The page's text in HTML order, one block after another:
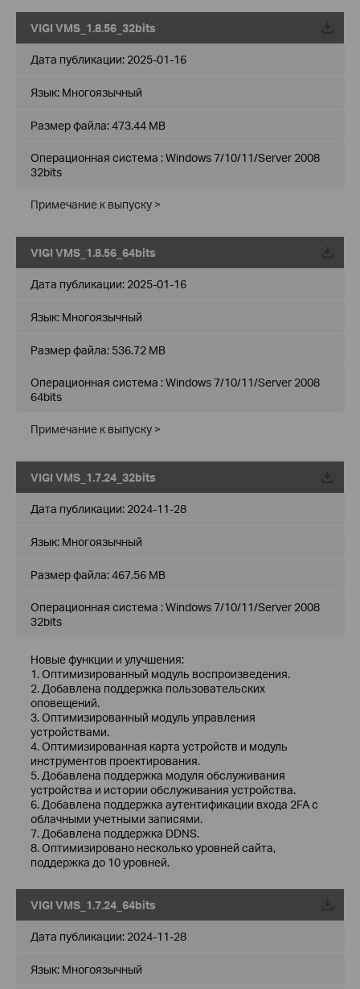
VIGI VMS_1.8.56_32bits
Дата публикации: 2025-01-16
Язык: Многоязычный
Размер файла:473.44 MB
Операционная система : Windows 7/10/11/Server 2008
32bits
Примечание к выпуску >
VIGI VMS_1.8.56_64bits
Дата публикации: 2025-01-16
Язык: Многоязычный
Размер файла: 536.72 MB
Операционная система : Windows 7/10/11/Server 2008
64bits
Примечание к выпуску >
VIGI VMS_1.7.24_32bits
Дата публикации: 2024-11-28
Язык: Многоязычный
Размер файла:467.56 MB
Операционная система : Windows 7/10/11/Server 2008
32bits
Новые функции и улучшения:
1. Оптимизированный модуль воспроизведения.
2. Добавлена ​​поддержка пользовательских
оповещений.
3. Оптимизированный модуль управления
устройствами.
4. Оптимизированная карта устройств и модуль
инструментов проектирования.
5. Добавлена ​​поддержка модуля обслуживания
устройства и истории обслуживания устройства.
6. Добавлена ​​поддержка аутентификации входа 2FA с
облачными учетными записями.
7. Добавлена ​​поддержка DDNS.
8. Оптимизировано несколько уровней сайта,
поддержка до 10 уровней.
VIGI VMS_1.7.24_64bits
Дата публикации: 2024-11-28
Язык: Многоязычный